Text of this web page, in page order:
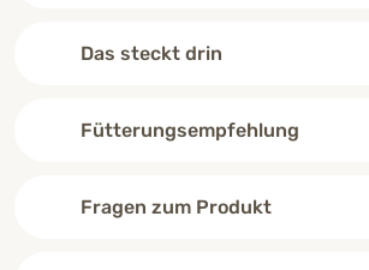
Das steckt drin
Fütterungsempfehlung
Fragen zum Produkt